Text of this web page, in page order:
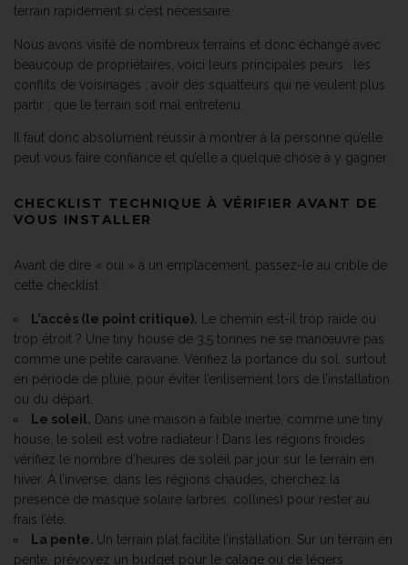
terrain rapidement si c’est nécessaire.
Nous avons visité de nombreux terrains et donc échangé avec
beaucoup de propriétaires, voici leurs principales peurs : les
conflits de voisinages ; avoir des squatteurs qui ne veulent plus
partir ; que le terrain soit mal entretenu.
Il faut donc absolument réussir à montrer à la personne qu’elle
peut vous faire confiance et qu’elle a quelque chose à y gagner.
CHECKLIST TECHNIQUE À VÉRIFIER AVANT DE
VOUS INSTALLER
Avant de dire « oui » à un emplacement, passez-le au crible de
cette checklist :
L’accès (le point critique). Le chemin est-il trop raide ou
trop étroit ? Une tiny house de 3,5 tonnes ne se manœuvre pas
comme une petite caravane. Vérifiez la portance du sol, surtout
en période de pluie, pour éviter l’enlisement lors de l’installation
ou du départ.
Le soleil. Dans une maison à faible inertie, comme une tiny
house, le soleil est votre radiateur ! Dans les régions froides,
vérifiez le nombre d’heures de soleil par jour sur le terrain en
hiver. À l’inverse, dans les régions chaudes, cherchez la
présence de masque solaire (arbres, collines) pour rester au
frais l’été.
La pente. Un terrain plat facilite l’installation. Sur un terrain en
pente, prévoyez un budget pour le calage ou de légers